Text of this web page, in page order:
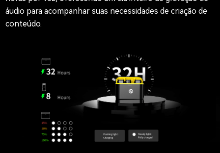
áudio para acompanhar suas necessidades de criação de
conteúdo.